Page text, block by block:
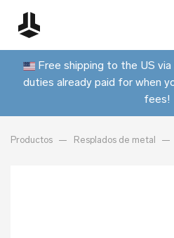
Free shipping to the US
duties already paid for when
fees!
Productos Resplados de metal